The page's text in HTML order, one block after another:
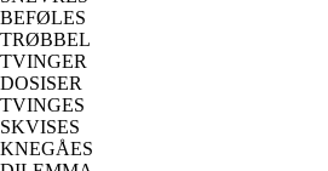
BEFØLES
TRØBBEL
TVINGER
DOSISER
TVINGES
SKVISES
KNEGÅES